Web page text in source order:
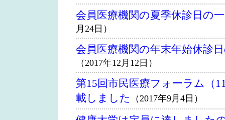
会員医療機関の夏季休診日の
月24日）
会員医療機関の年末年始休診
（2017年12月12日）
第15回市民医療フォーラム（
載しました
（2017年9月4日）